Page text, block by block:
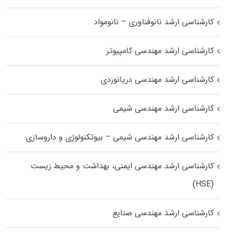
کارشناسی ارشد نانوفناوری – نانومواد
کارشناسی ارشد مهندسی کامپیوتر
کارشناسی ارشد مهندسی دریانوردی
کارشناسی ارشد مهندسی شیمی
کارشناسی ارشد مهندسی شیمی – بیوتکنولوژی و داروسازی
کارشناسی ارشد مهندسی ایمنی، بهداشت و محیط زیست
(HSE)
کارشناسی ارشد مهندسی صنایع